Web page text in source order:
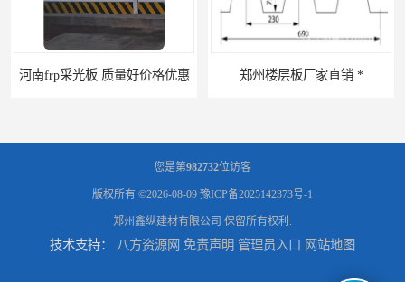
河南frp采光板 质量好价格优惠 郑州楼层板厂家直销 *
您是第982732位访客
版权所有 ©2026-08-09 豫ICP备2025142373号-1
郑州鑫纵建材有限公司 保留所有权利.
技术支持： 八方资源网 免责声明 管理员入口 网站地图